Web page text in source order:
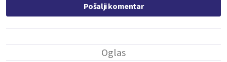
Pošalji komentar